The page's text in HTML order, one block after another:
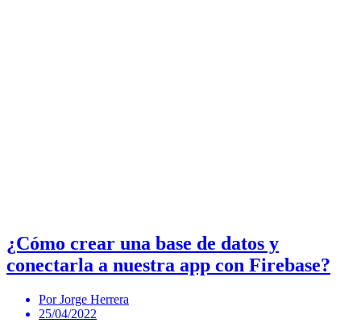
¿Cómo crear una base de datos y
conectarla a nuestra app con Firebase?
Por Jorge Herrera
25/04/2022